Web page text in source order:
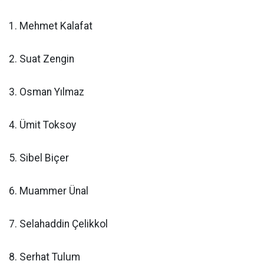
1. Mehmet Kalafat
2. Suat Zengin
3. Osman Yılmaz
4. Ümit Toksoy
5. Sibel Biçer
6. Muammer Ünal
7. Selahaddin Çelikkol
8. Serhat Tulum